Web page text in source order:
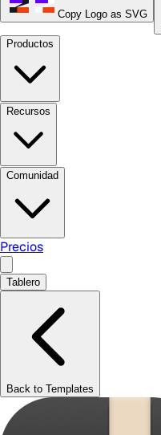
Copy Logo as SVG
Productos
Recursos
Comunidad
Precios
Tablero
Back to Templates